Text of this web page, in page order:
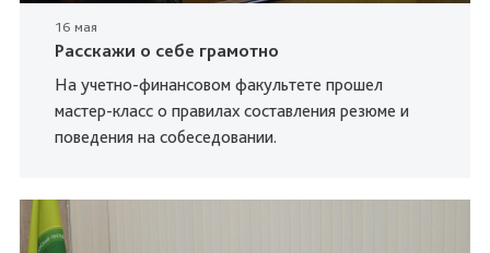
16 мая
Расскажи о себе грамотно
На учетно-финансовом факультете прошел
мастер-класс о правилах составления резюме и
поведения на собеседовании.